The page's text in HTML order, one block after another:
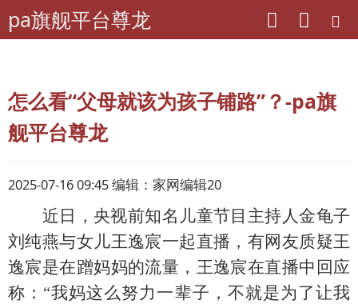
pa旗舰平台尊龙
pa旗舰平台尊龙 专题 本期话题
怎么看“父母就该为孩子铺路”？-pa旗
舰平台尊龙
2025-07-16 09:45 编辑：家网编辑20
近日，央视前知名儿童节目主持人金龟子
刘纯燕与女儿王逸宸一起直播，有网友质疑王
逸宸是在蹭妈妈的流量，王逸宸在直播中回应
称： “我妈这么努力一辈子，不就是为了让我